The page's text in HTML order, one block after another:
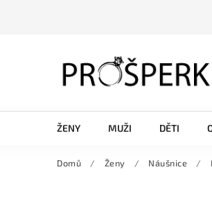
ŽENY MUŽI DĚTI
Domů / Ženy / Náušnice /